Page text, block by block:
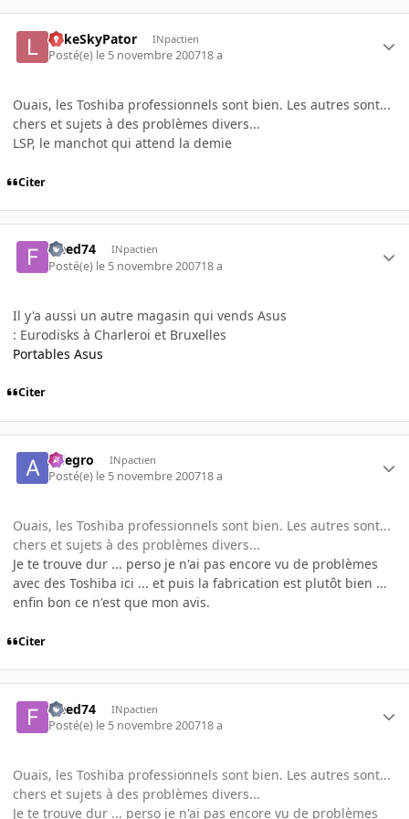
LukeSkyPator INpactien
Posté(e) le 5 novembre 200718 a
Ouais, les Toshiba professionnels sont bien. Les autres sont...
chers et sujets à des problèmes divers...
LSP, le manchot qui attend la demie
Citer
freed74 INpactien
Posté(e) le 5 novembre 200718 a
Il y'a aussi un autre magasin qui vends Asus
: Eurodisks à Charleroi et Bruxelles
Portables Asus
Citer
Allegro INpactien
Posté(e) le 5 novembre 200718 a
Ouais, les Toshiba professionnels sont bien. Les autres sont...
chers et sujets à des problèmes divers...
Je te trouve dur ... perso je n'ai pas encore vu de problèmes
avec des Toshiba ici ... et puis la fabrication est plutôt bien ...
enfin bon ce n'est que mon avis.
Citer
freed74 INpactien
Posté(e) le 5 novembre 200718 a
Ouais, les Toshiba professionnels sont bien. Les autres sont...
chers et sujets à des problèmes divers...
Je te trouve dur ... perso je n'ai pas encore vu de problèmes